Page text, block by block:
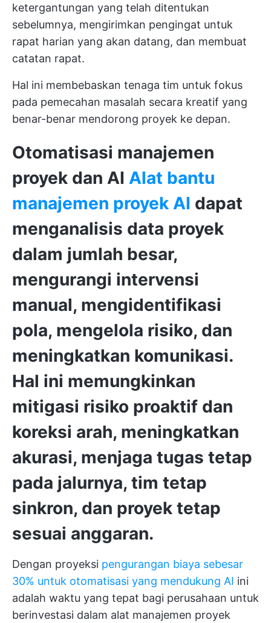
ketergantungan yang telah ditentukan
sebelumnya, mengirimkan pengingat untuk
rapat harian yang akan datang, dan membuat
catatan rapat.
Hal ini membebaskan tenaga tim untuk fokus
pada pemecahan masalah secara kreatif yang
benar-benar mendorong proyek ke depan.
Otomatisasi manajemen
proyek dan AI Alat bantu
manajemen proyek AI dapat
menganalisis data proyek
dalam jumlah besar,
mengurangi intervensi
manual, mengidentifikasi
pola, mengelola risiko, dan
meningkatkan komunikasi.
Hal ini memungkinkan
mitigasi risiko proaktif dan
koreksi arah, meningkatkan
akurasi, menjaga tugas tetap
pada jalurnya, tim tetap
sinkron, dan proyek tetap
sesuai anggaran.
Dengan proyeksi pengurangan biaya sebesar
30% untuk otomatisasi yang mendukung AI ini
adalah waktu yang tepat bagi perusahaan untuk
berinvestasi dalam alat manajemen proyek